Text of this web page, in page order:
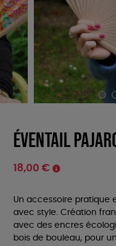
Éventail
18,00 €
Un accessoire pratique
avec style. Création
avec des encres
bois de bouleau, pour